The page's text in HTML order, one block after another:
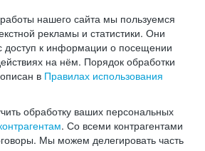
нашего сайта мы пользуемся
рекламы и статистики. Они
доступ к информации о посещении
на нём. Порядок обработки
в Правилах использования
обработку ваших персональных
. Со всеми контрагентами
Мы можем делегировать часть